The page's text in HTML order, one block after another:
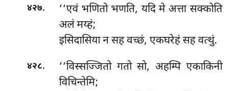
४२७.
‘‘एवं भणितो भणति, यदि मे अत्ता सक्कोति
अलं मय्हं;
इसिदासिया न सह वच्छं, एकघरेहं सह वत्थुं.
४२८. ‘‘विस्सज्जितो गतो सो, अहम्पि एकाकिनी
विचिन्तेमि;